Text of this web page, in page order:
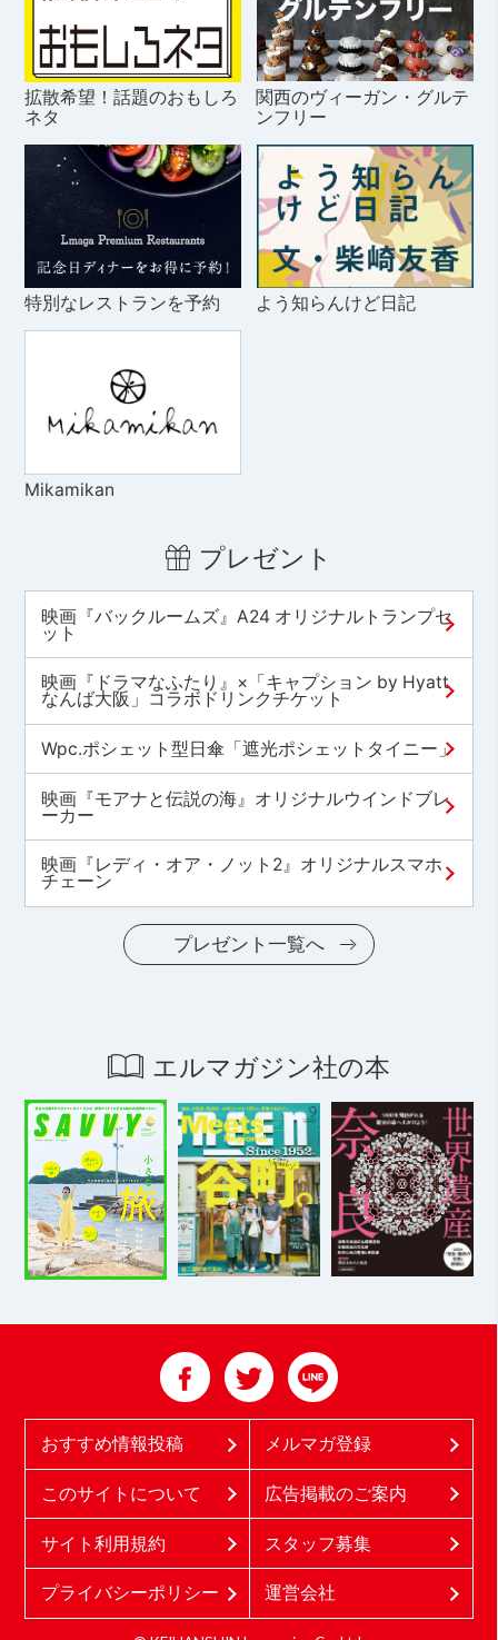
拡散希望！話題のおもしろ
ネタ
関西のヴィーガン・グルテ
ンフリー
特別なレストランを予約 よう知らんけど日記
Mikamikan
プレゼント
映画『バックルームズ』A24 オリジナルトランプセ
ット
映画『ドラマなふたり』×「キャプション by Hyatt
なんば大阪」コラボドリンクチケット
Wpc.ポシェット型日傘「遮光ポシェットタイニー」
映画『モアナと伝説の海』オリジナルウインドブレ
ーカー
映画『レディ・オア・ノット2』オリジナルスマホ
チェーン
プレゼント一覧へ
エルマガジン社の本
おすすめ情報投稿 メルマガ登録
このサイトについて 広告掲載のご案内
サイト利用規約 スタッフ募集
プライバシーポリシー 運営会社